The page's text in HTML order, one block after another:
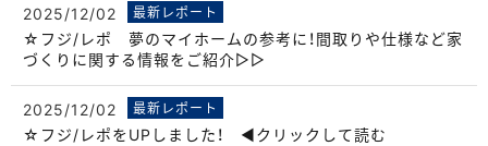
2025/12/02 最新レポート
☆フジ/レポ 夢のマイホームの参考に！間取りや仕様など家
づくりに関する情報をご紹介▷▷
2025/12/02 最新レポート
☆フジ/レポをUPしました！ ◀クリックして読む